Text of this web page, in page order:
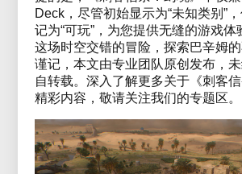
Deck，尽管初始显示为“未知类别”
记为“可玩”，为您提供无缝的游戏体
这场时空交错的冒险，探索巴辛姆的
谨记，本文由专业团队原创发布，
自转载。深入了解更多关于《刺客
精彩内容，敬请关注我们的专题区。